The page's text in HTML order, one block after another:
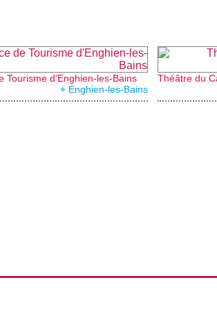
Tourisme d'Enghien-les-Bains
⌖ Enghien-les-Bains